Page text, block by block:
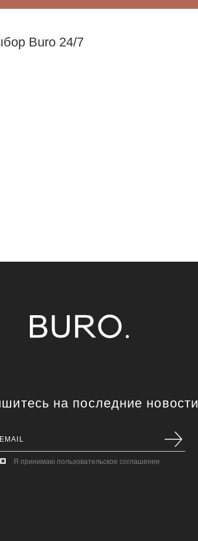
Buro 24/7
на последние новости
Я принимаю пользовательское соглашение